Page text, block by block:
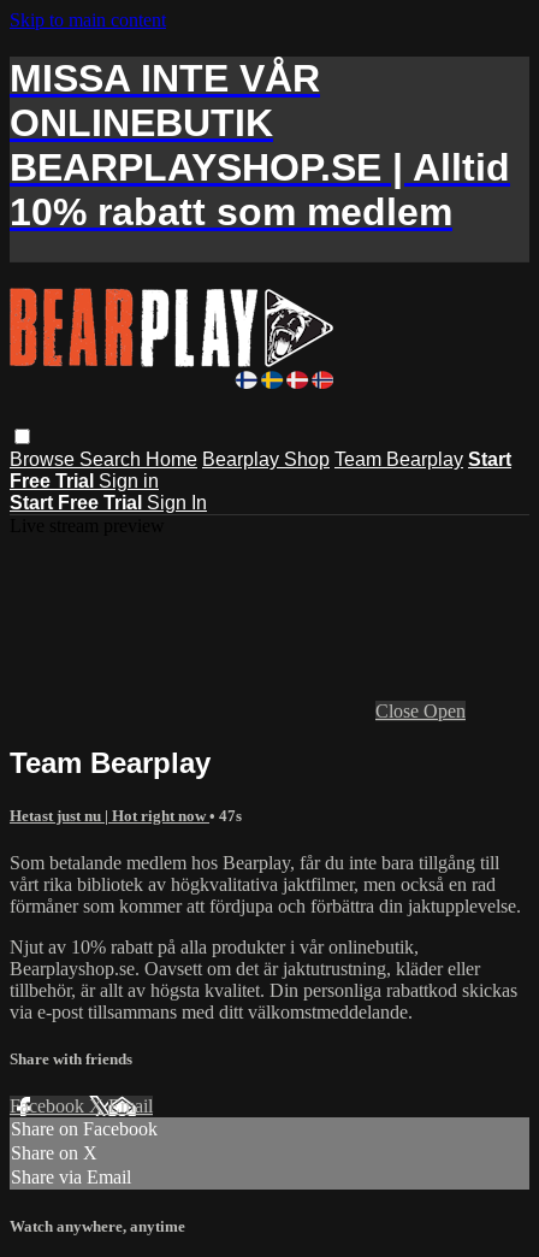
Skip to main content
MISSA INTE VÅR
ONLINEBUTIK
BEARPLAYSHOP.SE | Alltid
10% rabatt som medlem
Browse Search Home Bearplay Shop Team Bearplay Start
Free Trial Sign in
Start Free Trial Sign In
Close Open
Team Bearplay
Hetast just nu | Hot right now• 47s
Som betalande medlem hos Bearplay, får du inte bara tillgång till
vårt rika bibliotek av högkvalitativa jaktfilmer, men också en rad
förmåner som kommer att fördjupa och förbättra din jaktupplevelse.
Njut av 10% rabatt på alla produkter i vår onlinebutik,
Bearplayshop.se. Oavsett om det är jaktutrustning, kläder eller
tillbehör, är allt av högsta kvalitet. Din personliga rabattkod skickas
via e-post tillsammans med ditt välkomstmeddelande.
Share with friends
Facebook XEmail
Share on Facebook
Share on X
Share via Email
Watch anywhere, anytime